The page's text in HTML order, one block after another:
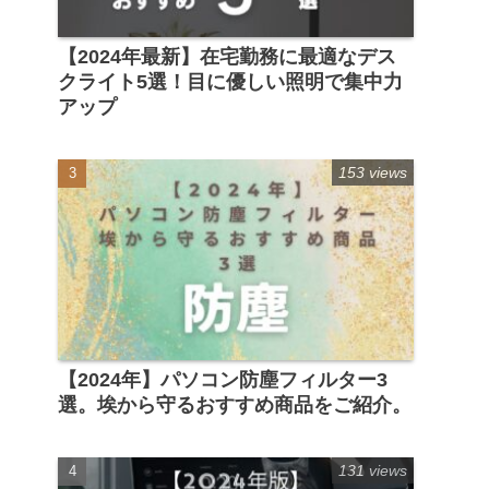
【2024年最新】在宅勤務に最適なデス
クライト5選！目に優しい照明で集中力
アップ
【2024年】パソコン防塵フィルター3
選。埃から守るおすすめ商品をご紹介。
153 views
131 views